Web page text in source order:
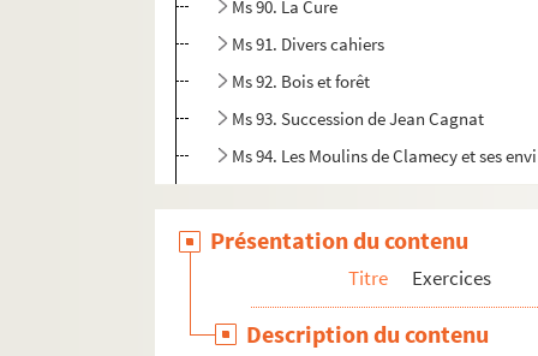
Ms 90. La Cure
Ms 91. Divers cahiers
Ms 92. Bois et forêt
Ms 93. Succession de Jean Cagnat
Ms 94. Les Moulins de Clamecy et ses
Ms 95. Doubles 2 : Règlement pour la
Ms 95. Doubles 3 : Résumé pour la
Ms 96. Autres documents
Ms 97. Papiers pré-imprimés vierges
Présentation du contenu
Titre Exercices
Description du contenu